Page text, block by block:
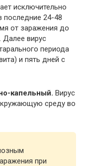
исключительно
последние 24-48
от заражения до
Далее вирус
периода
и пять дней с
капельный. Вирус
среду во
при